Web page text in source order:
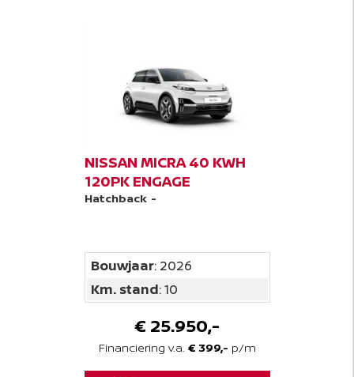
NISSAN MICRA 40 KWH
120PK ENGAGE
Hatchback -
Bouwjaar: 2026
Km. stand: 10
€ 25.950,-
Financiering v.a. € 399,- p/m